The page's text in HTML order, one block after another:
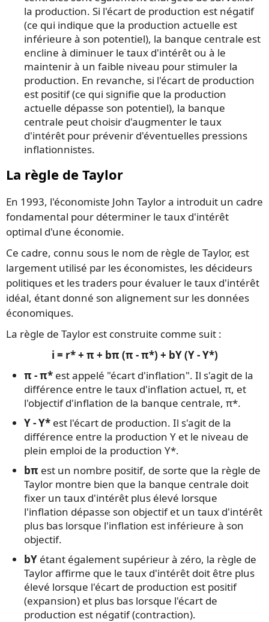
la production. Si l'écart de production est négatif
(ce qui indique que la production actuelle est
inférieure à son potentiel), la banque centrale est
encline à diminuer le taux d'intérêt ou à le
maintenir à un faible niveau pour stimuler la
production. En revanche, si l'écart de production
est positif (ce qui signifie que la production
actuelle dépasse son potentiel), la banque
centrale peut choisir d'augmenter le taux
d'intérêt pour prévenir d'éventuelles pressions
inflationnistes.
La règle de Taylor
En 1993, l'économiste John Taylor a introduit un cadre
fondamental pour déterminer le taux d'intérêt
optimal d'une économie.
Ce cadre, connu sous le nom de règle de Taylor, est
largement utilisé par les économistes, les décideurs
politiques et les traders pour évaluer le taux d'intérêt
idéal, étant donné son alignement sur les données
économiques.
La règle de Taylor est construite comme suit :
i = r* + π + bπ (π - π*) + bY (Y - Y*)
π - π* est appelé "écart d'inflation". Il s'agit de la
différence entre le taux d'inflation actuel, π, et
l'objectif d'inflation de la banque centrale, π*.
Y - Y* est l'écart de production. Il s'agit de la
différence entre la production Y et le niveau de
plein emploi de la production Y*.
bπ est un nombre positif, de sorte que la règle de
Taylor montre bien que la banque centrale doit
fixer un taux d'intérêt plus élevé lorsque
l'inflation dépasse son objectif et un taux d'intérêt
plus bas lorsque l'inflation est inférieure à son
objectif.
bY étant également supérieur à zéro, la règle de
Taylor affirme que le taux d'intérêt doit être plus
élevé lorsque l'écart de production est positif
(expansion) et plus bas lorsque l'écart de
production est négatif (contraction).